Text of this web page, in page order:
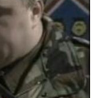
i Albanca
ih samo